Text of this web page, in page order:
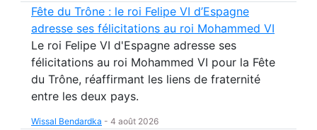
Fête du Trône : le roi Felipe VI d’Espagne
adresse ses félicitations au roi Mohammed VI
Le roi Felipe VI d'Espagne adresse ses
félicitations au roi Mohammed VI pour la Fête
du Trône, réaffirmant les liens de fraternité
entre les deux pays.
Wissal Bendardka - 4 août 2026